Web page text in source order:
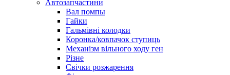
Автозапчастини
Вал помпы
Гайки
Гальмівні колодки
Коронка/ковпачок ступиць
Механізм вільного ходу ген
Різне
Свічки розжарення